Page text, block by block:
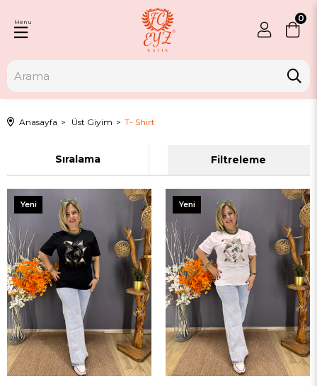
0
Menu
Anasayfa Üst Giyim T- Shirt
Filtreleme
Sıralama
Yeni
Yeni